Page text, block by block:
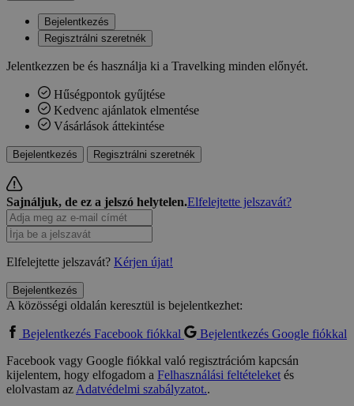
Bejelentkezés
Regisztrálni szeretnék
Jelentkezzen be és használja ki a Travelking minden előnyét.
Hűségpontok gyűjtése
Kedvenc ajánlatok elmentése
Vásárlások áttekintése
Bejelentkezés Regisztrálni szeretnék
Sajnáljuk, de ez a jelszó helytelen.Elfelejtette jelszavát?
Elfelejtette jelszavát? Kérjen újat!
Bejelentkezés
A közösségi oldalán keresztül is bejelentkezhet:
Bejelentkezés Facebook fiókkal
Bejelentkezés Google fiókkal
Facebook vagy Google fiókkal való regisztrációm kapcsán
kijelentem, hogy elfogadom a Felhasználási feltételeketés
elolvastam azAdatvédelmi szabályzatot..